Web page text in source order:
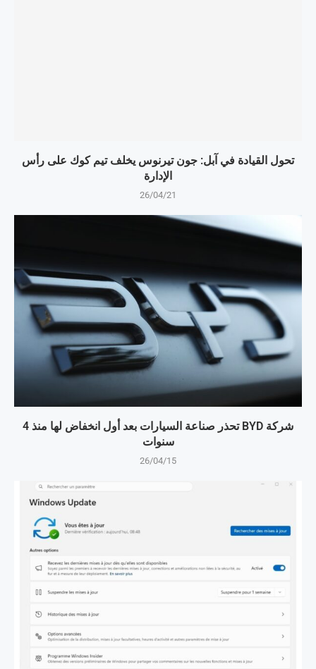
تحول القيادة في آبل: جون تيرنوس يخلف تيم كوك على رأس
الإدارة
26/04/21
شركة BYD تحذر صناعة السيارات بعد أول انخفاض لها منذ 4
سنوات
26/04/15